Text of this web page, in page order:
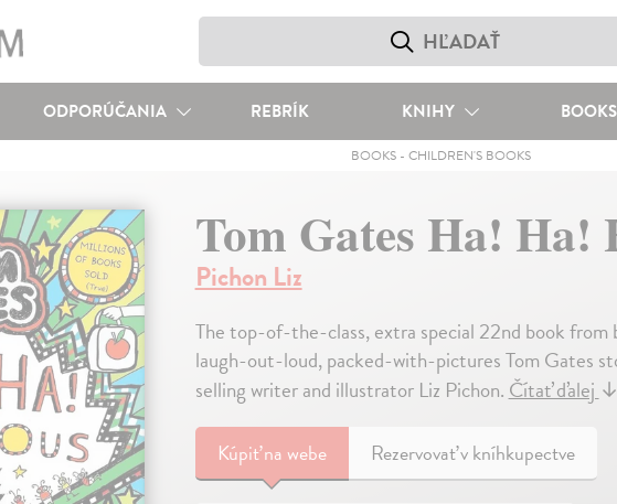
ODPORÚČANIA REBRÍK KNIHY BOOKS
BOOKS -CHILDREN'S BOOKS
Tom Gates Ha! Ha!
Pichon Liz
The top-of-the-class, extra special 22nd book
laugh-out-loud, packed-with-pictures Tom Gates
selling writer and illustrator Liz Pichon.Čítať ďalej↓
Kúpiťna webe Rezervovať v kníhkupectve